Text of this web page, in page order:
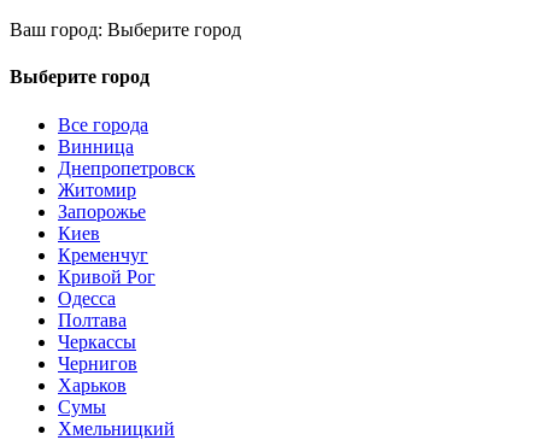
Ваш город: Выберите город
Выберите город
Все города
Винница
Днепропетровск
Житомир
Запорожье
Киев
Кременчуг
Кривой Рог
Одесса
Полтава
Черкассы
Чернигов
Харьков
Сумы
Хмельницкий